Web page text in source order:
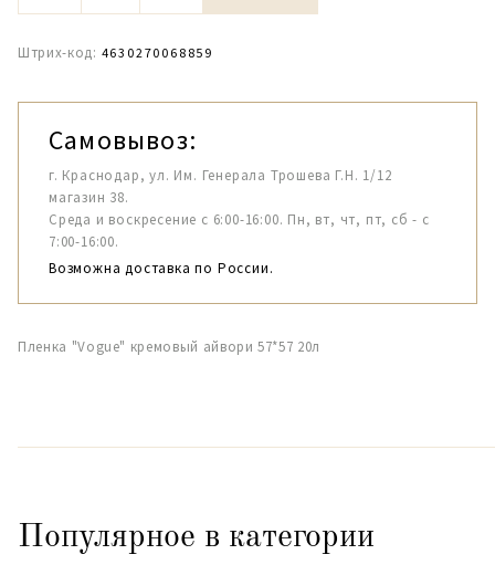
Штрих-код: 4630270068859
Самовывоз:
г. Краснодар, ул. Им. Генерала Трошева Г.Н. 1/12
магазин 38.
Среда и воскресение с 6:00-16:00. Пн, вт, чт, пт, сб - с
7:00-16:00.
Возможна доставка по России.
Пленка "Vogue" кремовый айвори 57*57 20л
Популярное в категории